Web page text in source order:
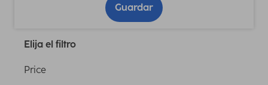
Guardar
Elija el filtro
Price